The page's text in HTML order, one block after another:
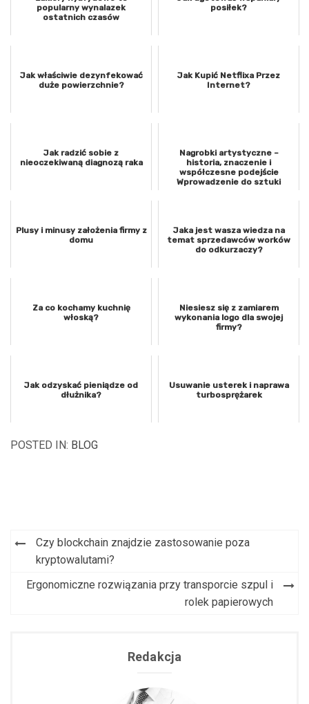
popularny wynalazek
ostatnich czasów
posiłek?
Jak właściwie dezynfekować
duże powierzchnie?
Jak Kupić Netflixa Przez
Internet?
Jak radzić sobie z
nieoczekiwaną diagnozą raka
Nagrobki artystyczne –
historia, znaczenie i
współczesne podejście
Wprowadzenie do sztuki
Plusy i minusy założenia firmy z
domu
Jaka jest wasza wiedza na
temat sprzedawców worków
do odkurzaczy?
Za co kochamy kuchnię
włoską?
Niesiesz się z zamiarem
wykonania logo dla swojej
firmy?
Jak odzyskać pieniądze od
dłużnika?
Usuwanie usterek i naprawa
turbosprężarek
POSTED IN: BLOG
Nawigacja
wpisu
Czy blockchain znajdzie zastosowanie poza
kryptowalutami?
Ergonomiczne rozwiązania przy transporcie szpul i
rolek papierowych
Redakcja